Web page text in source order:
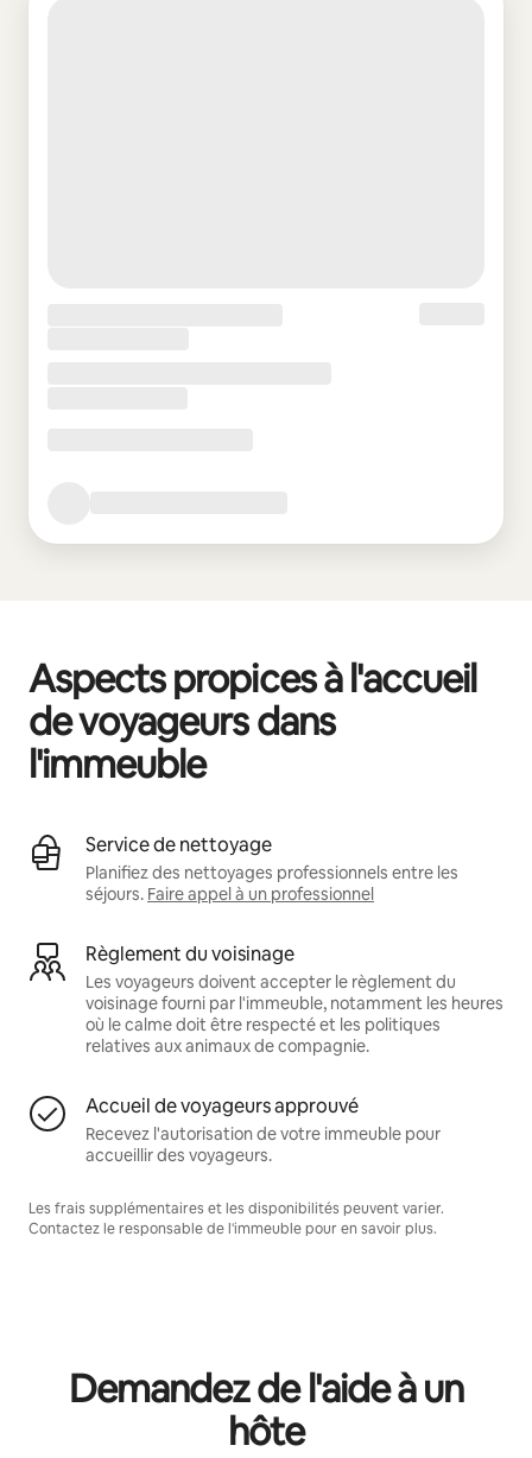
Aspects propices à l'accueil
de voyageurs dans
l'immeuble
Service de nettoyage
Planifiez des nettoyages professionnels entre les
séjours. Faire appel à un professionnel
Règlement du voisinage
Les voyageurs doivent accepter le règlement du
voisinage fourni par l'immeuble, notamment les heures
où le calme doit être respecté et les politiques
relatives aux animaux de compagnie.
Accueil de voyageurs approuvé
Recevez l'autorisation de votre immeuble pour
accueillir des voyageurs.
Les frais supplémentaires et les disponibilités peuvent varier.
Contactez le responsable de l'immeuble pour en savoir plus.
Demandez de l'aide à un
hôte